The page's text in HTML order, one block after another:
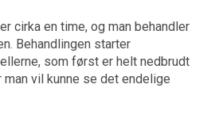
cirka en time, og man behandler
Behandlingen starter
som først er helt nedbrudt
vil kunne se det endelige